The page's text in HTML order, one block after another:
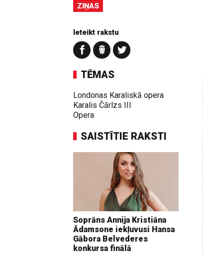
ZIŅAS
Ieteikt rakstu
TĒMAS
Londonas Karaliskā opera
Karalis Čārlzs III
Opera
SAISTĪTIE RAKSTI
Soprāns Annija Kristiāna
Ādamsone iekļuvusi Hansa
Gābora Belvederes
konkursa finālā